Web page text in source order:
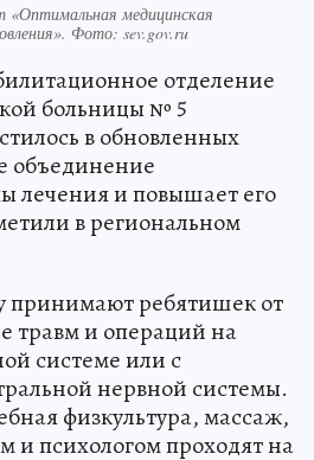
«Оптимальная медицинская
Фото: sev.gov.ru
отделение
больницы № 5
в обновленных
объединение
лечения и повышает его
в региональном
принимают ребятишек от
травм и операций на
системе или с
нервной системы.
физкультура, массаж,
и психологом проходят на